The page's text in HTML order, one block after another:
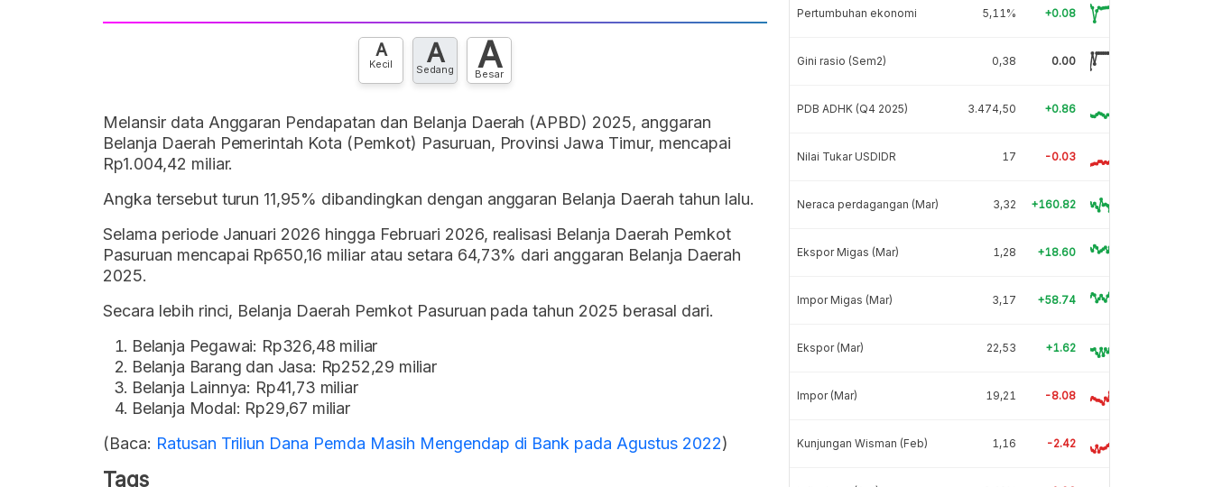
A
Kecil A
Sedang A
Besar
Melansir data Anggaran Pendapatan dan Belanja Daerah (APBD) 2025, anggaran
Belanja Daerah Pemerintah Kota (Pemkot) Pasuruan, Provinsi Jawa Timur, mencapai
Rp1.004,42 miliar.
Angka tersebut turun 11,95% dibandingkan dengan anggaran Belanja Daerah tahun lalu.
Selama periode Januari 2026 hingga Februari 2026, realisasi Belanja Daerah Pemkot
Pasuruan mencapai Rp650,16 miliar atau setara 64,73% dari anggaran Belanja Daerah
2025.
Secara lebih rinci, Belanja Daerah Pemkot Pasuruan pada tahun 2025 berasal dari.
Belanja Pegawai: Rp326,48 miliar
Belanja Barang dan Jasa: Rp252,29 miliar
Belanja Lainnya: Rp41,73 miliar
Belanja Modal: Rp29,67 miliar
(Baca: Ratusan Triliun Dana Pemda Masih Mengendap di Bank pada Agustus 2022)
Tags
Pertumbuhan ekonomi 5,11% +0.08
Gini rasio (Sem2) 0,38 0.00
PDB ADHK (Q4 2025) 3.474,50 +0.86
Nilai Tukar USDIDR 17 -0.03
Neraca perdagangan (Mar) 3,32 +160.82
Ekspor Migas (Mar) 1,28 +18.60
Impor Migas (Mar) 3,17 +58.74
Ekspor (Mar) 22,53 +1.62
Impor (Mar) 19,21 -8.08
Kunjungan Wisman (Feb) 1,16 -2.42